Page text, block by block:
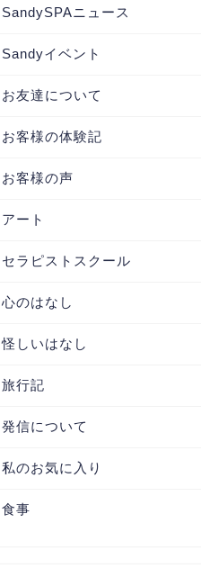
SandySPAニュース
Sandyイベント
お友達について
お客様の体験記
お客様の声
アート
セラピストスクール
心のはなし
怪しいはなし
旅行記
発信について
私のお気に入り
食事